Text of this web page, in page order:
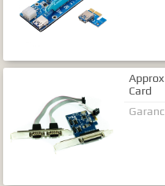
Gyártók
Dokumentumok
TALÁLATOK
Meg kell adnia legalább egy,
Kezdő rész szó:
Semmiképp ne
Card